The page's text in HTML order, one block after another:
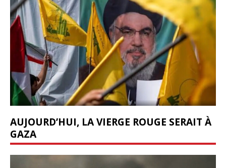
AUJOURD’HUI, LA VIERGE ROUGE SERAIT À
GAZA